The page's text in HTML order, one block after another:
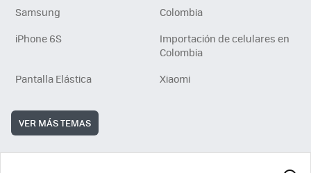
Samsung
Colombia
iPhone 6S
Importación de celulares en
Colombia
Pantalla Elástica
Xiaomi
VER MÁS TEMAS